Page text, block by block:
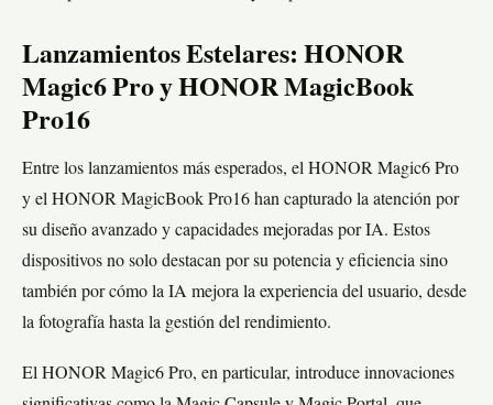
Lanzamientos Estelares: HONOR
Magic6 Pro y HONOR MagicBook
Pro16
Entre los lanzamientos más esperados, el HONOR Magic6 Pro
y el HONOR MagicBook Pro16 han capturado la atención por
su diseño avanzado y capacidades mejoradas por IA. Estos
dispositivos no solo destacan por su potencia y eficiencia sino
también por cómo la IA mejora la experiencia del usuario, desde
la fotografía hasta la gestión del rendimiento.
El HONOR Magic6 Pro, en particular, introduce innovaciones